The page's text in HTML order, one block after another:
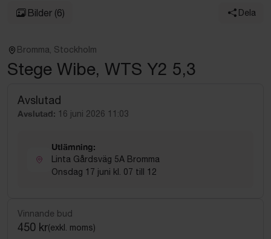
Bilder (6) Dela
Bromma, Stockholm
Stege Wibe, WTS Y2 5,3
Avslutad
Avslutad: 16 juni 2026 11:03
Utlämning:
Linta Gårdsväg 5A Bromma
Onsdag 17 juni kl. 07 till 12
Vinnande bud
450 kr(exkl. moms)